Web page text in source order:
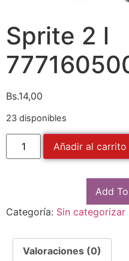
Sprite 2 l
Bs.14,00
23 disponibles
Añadir al carrito
Add
Categoría: Sin categorizar
Valoraciones (0)